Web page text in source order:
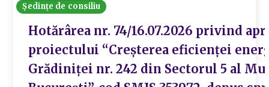
Ședințe de consiliu
Hotărârea nr. 74/16.07.2026 privind
proiectului “Creșterea eficienței
Grădiniței nr. 242 din Sectorul 5 al